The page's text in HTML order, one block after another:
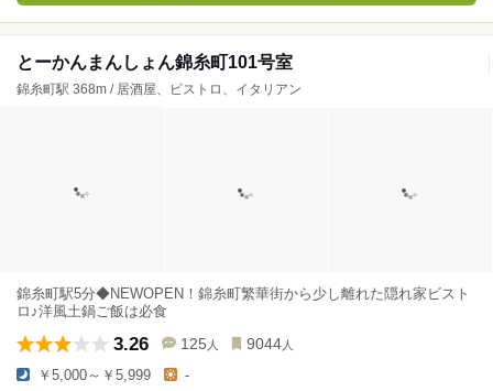
とーかんまんしょん錦糸町101号室
錦糸町駅 368m / 居酒屋、ビストロ、イタリアン
錦糸町駅5分◆NEWOPEN！錦糸町繁華街から少し離れた隠れ家ビスト
ロ♪洋風土鍋ご飯は必食
3.26 125 人 9044 人
￥5,000～￥5,999 -